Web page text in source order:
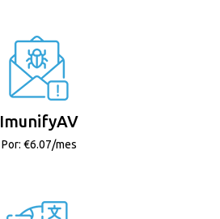
ImunifyAV
Por: €6.07/mes